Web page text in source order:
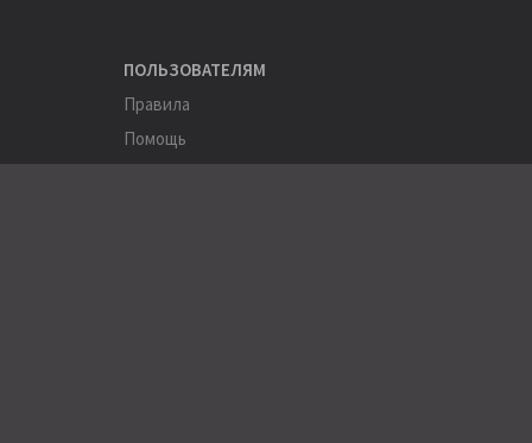
ПОЛЬЗОВАТЕЛЯМ
Правила
Помощь